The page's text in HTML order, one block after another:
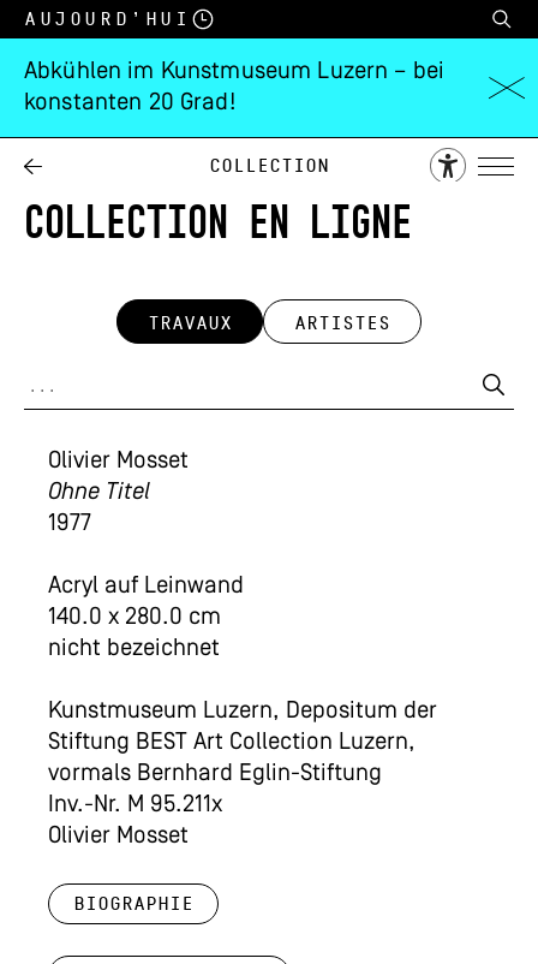
Aujourd’hui
Abkühlen im Kunstmuseum Luzern – bei
konstanten 20 Grad!
Collection
COLLECTION EN LIGNE
TRAVAUX ARTISTES
Olivier Mosset
Ohne Titel
1977
Acryl auf Leinwand
140.0 x 280.0 cm
nicht bezeichnet
Kunstmuseum Luzern, Depositum der
Stiftung BEST Art Collection Luzern,
vormals Bernhard Eglin-Stiftung
Inv.-Nr. M 95.211x
Olivier Mosset
Biographie